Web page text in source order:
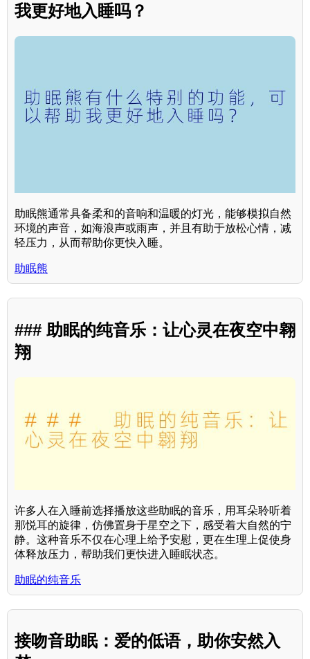
我更好地入睡吗？
助眠熊通常具备柔和的音响和温暖的灯光，能够模拟自然
环境的声音，如海浪声或雨声，并且有助于放松心情，减
轻压力，从而帮助你更快入睡。
助眠熊
### 助眠的纯音乐：让心灵在夜空中翱
翔
许多人在入睡前选择播放这些助眠的音乐，用耳朵聆听着
那悦耳的旋律，仿佛置身于星空之下，感受着大自然的宁
静。这种音乐不仅在心理上给予安慰，更在生理上促使身
体释放压力，帮助我们更快进入睡眠状态。
助眠的纯音乐
接吻音助眠：爱的低语，助你安然入